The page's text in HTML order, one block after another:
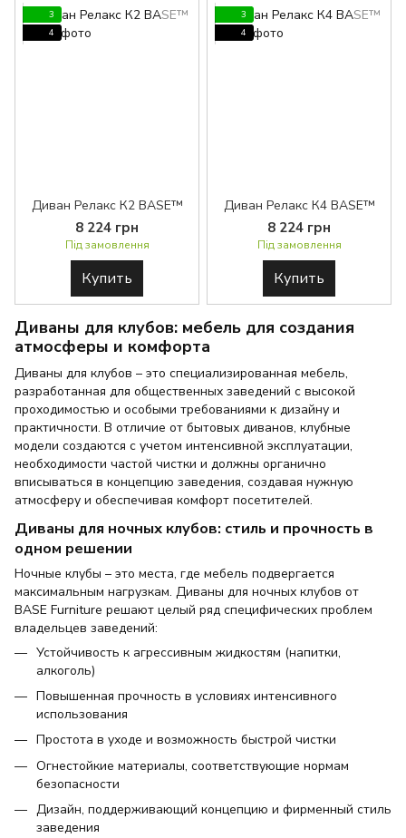
3
4
Диван Релакс К2 BASE™
8 224 грн
Під замовлення
Купить
3
4
Диван Релакс К4 BASE™
8 224 грн
Під замовлення
Купить
Диваны для клубов: мебель для создания
атмосферы и комфорта
Диваны для клубов – это специализированная мебель,
разработанная для общественных заведений с высокой
проходимостью и особыми требованиями к дизайну и
практичности. В отличие от бытовых диванов, клубные
модели создаются с учетом интенсивной эксплуатации,
необходимости частой чистки и должны органично
вписываться в концепцию заведения, создавая нужную
атмосферу и обеспечивая комфорт посетителей.
Диваны для ночных клубов: стиль и прочность в
одном решении
Ночные клубы – это места, где мебель подвергается
максимальным нагрузкам. Диваны для ночных клубов от
BASE Furniture решают целый ряд специфических проблем
владельцев заведений:
Устойчивость к агрессивным жидкостям (напитки,
алкоголь)
Повышенная прочность в условиях интенсивного
использования
Простота в уходе и возможность быстрой чистки
Огнестойкие материалы, соответствующие нормам
безопасности
Дизайн, поддерживающий концепцию и фирменный стиль
заведения